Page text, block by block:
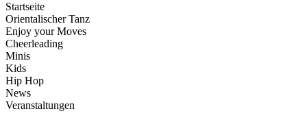
Startseite
Orientalischer Tanz
Enjoy your Moves
Cheerleading
Minis
Kids
Hip Hop
News
Veranstaltungen